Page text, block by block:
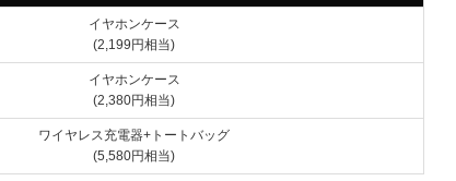
イヤホンケース
(2,199円相当)
イヤホンケース
(2,380円相当)
ワイヤレス充電器+トートバッグ
(5,580円相当)